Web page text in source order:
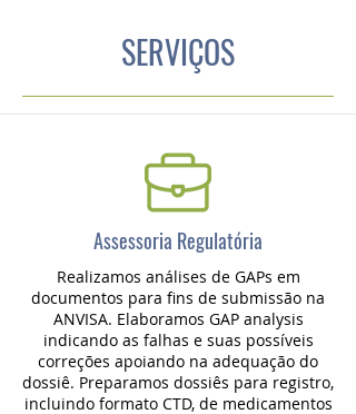
SERVIÇOS
Assessoria Regulatória
Realizamos análises de GAPs em
documentos para fins de submissão na
ANVISA. Elaboramos GAP analysis
indicando as falhas e suas possíveis
correções apoiando na adequação do
dossiê. Preparamos dossiês para registro,
incluindo formato CTD, de medicamentos